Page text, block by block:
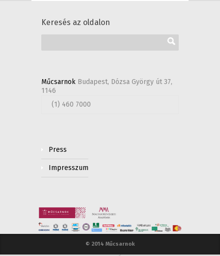
Keresés az oldalon
Műcsarnok Budapest, Dózsa György út 37,
1146
(1) 460 7000
Press
Impresszum
© 2014 Műcsarnok